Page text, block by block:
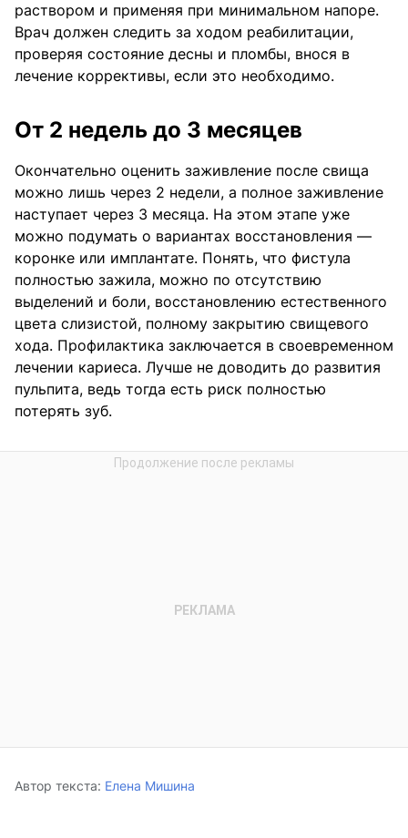
раствором и применяя при минимальном напоре.
Врач должен следить за ходом реабилитации,
проверяя состояние десны и пломбы, внося в
лечение коррективы, если это необходимо.
От 2 недель до 3 месяцев
Окончательно оценить заживление после свища
можно лишь через 2 недели, а полное заживление
наступает через 3 месяца. На этом этапе уже
можно подумать о вариантах восстановления —
коронке или имплантате. Понять, что фистула
полностью зажила, можно по отсутствию
выделений и боли, восстановлению естественного
цвета слизистой, полному закрытию свищевого
хода. Профилактика заключается в своевременном
лечении кариеса. Лучше не доводить до развития
пульпита, ведь тогда есть риск полностью
потерять зуб.
Автор текста: Елена Мишина